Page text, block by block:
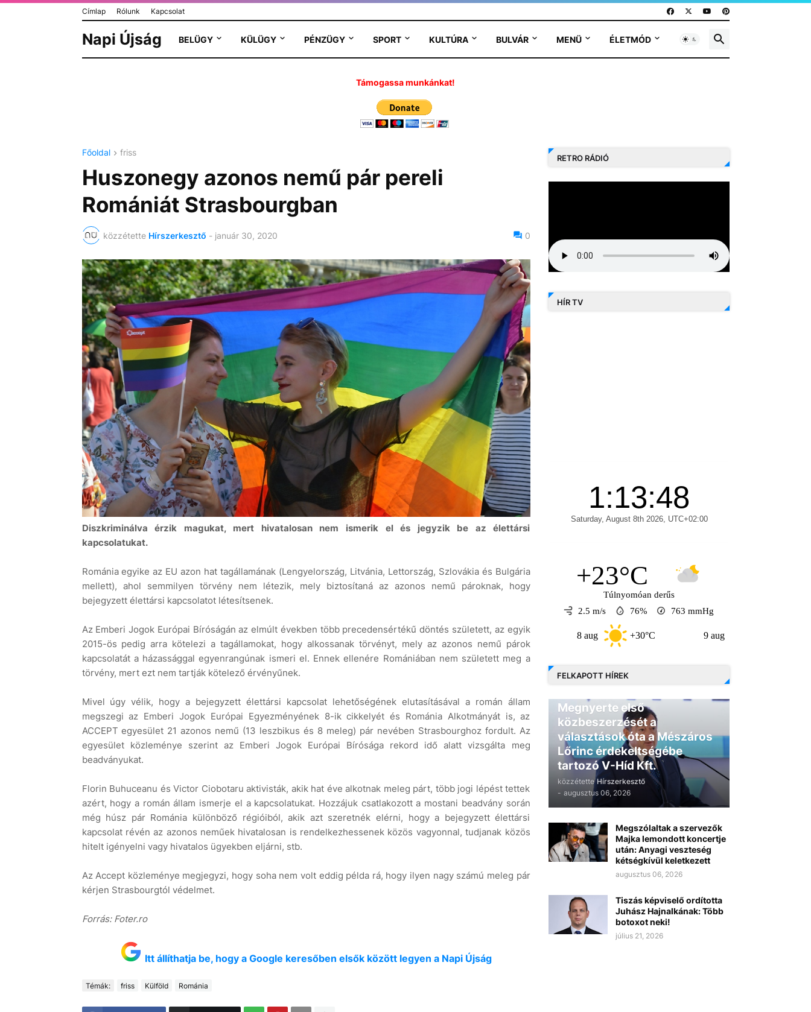
Címlap Rólunk Kapcsolat
Napi Újság BELÜGY KÜLÜGY PÉNZÜGY SPORT KULTÚRA BULVÁR MENÜ ÉLETMÓD
Támogassa munkánkat!
Főoldal friss
Huszonegy azonos nemű pár pereli
Romániát Strasbourgban
közzétette Hírszerkesztő - január 30, 2020 0
Diszkriminálva érzik magukat, mert hivatalosan nem ismerik el és jegyzik be az élettársi
kapcsolatukat.
Románia egyike az EU azon hat tagállamának (Lengyelország, Litvánia, Lettország, Szlovákia és Bulgária
mellett), ahol semmilyen törvény nem létezik, mely biztosítaná az azonos nemű pároknak, hogy
bejegyzett élettársi kapcsolatot létesítsenek.
Az Emberi Jogok Európai Bíróságán az elmúlt években több precedensértékű döntés született, az egyik
2015-ös pedig arra kötelezi a tagállamokat, hogy alkossanak törvényt, mely az azonos nemű párok
kapcsolatát a házassággal egyenrangúnak ismeri el. Ennek ellenére Romániában nem született meg a
törvény, mert ezt nem tartják kötelező érvényűnek.
Mivel úgy vélik, hogy a bejegyzett élettársi kapcsolat lehetőségének elutasításával a román állam
megszegi az Emberi Jogok Európai Egyezményének 8-ik cikkelyét és Románia Alkotmányát is, az
ACCEPT egyesület 21 azonos nemű (13 leszbikus és 8 meleg) pár nevében Strasbourghoz fordult. Az
egyesület közleménye szerint az Emberi Jogok Európai Bírósága rekord idő alatt vizsgálta meg
beadványukat.
Florin Buhuceanu és Victor Ciobotaru aktivisták, akik hat éve alkotnak meleg párt, több jogi lépést tettek
azért, hogy a román állam ismerje el a kapcsolatukat. Hozzájuk csatlakozott a mostani beadvány során
még húsz pár Románia különböző régióiból, akik azt szeretnék elérni, hogy a bejegyzett élettársi
kapcsolat révén az azonos neműek hivatalosan is rendelkezhessenek közös vagyonnal, tudjanak közös
hitelt igényelni vagy hivatalos ügyekben eljárni, stb.
Az Accept közleménye megjegyzi, hogy soha nem volt eddig példa rá, hogy ilyen nagy számú meleg pár
kérjen Strasbourgtól védelmet.
Forrás: Foter.ro
Itt állíthatja be, hogy a Google keresőben elsők között legyen a Napi Újság
Témák: friss Külföld Románia
RETRO RÁDIÓ
HÍR TV
+23°C
Túlnyomóan derűs
2.5 m/s
76% 763 mmHg
+30°C +30°C
FELKAPOTT HÍREK
Megnyerte első
közbeszerzését a
választások óta a Mészáros
Lőrinc érdekeltségébe
tartozó V-Híd Kft.
közzétette Hírszerkesztő
- augusztus 06, 2026
Megszólaltak a szervezők
Majka lemondott koncertje
után: Anyagi veszteség
kétségkívül keletkezett
augusztus 06, 2026
Tiszás képviselő ordította
Juhász Hajnalkának: Több
botoxot neki!
július 21, 2026